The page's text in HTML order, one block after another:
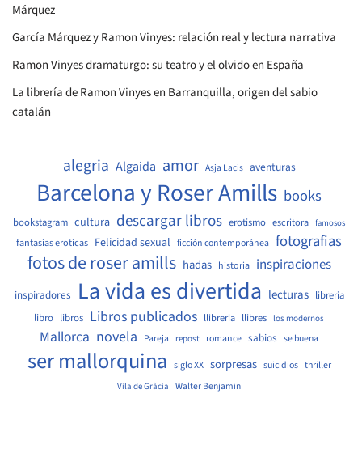
Márquez
García Márquez y Ramon Vinyes: relación real y lectura narrativa
Ramon Vinyes dramaturgo: su teatro y el olvido en España
La librería de Ramon Vinyes en Barranquilla, origen del sabio
catalán
alegria Algaida amor Asja Lacis aventuras
Barcelona y Roser Amills books
bookstagram cultura descargar libros erotismo escritora famosos
fantasias eroticas Felicidad sexual ficción contemporánea fotografias
fotos de roser amills hadas historia inspiraciones
inspiradores La vida es divertida lecturas libreria
libro libros Libros publicados llibreria llibres los modernos
Mallorca novela Pareja repost romance sabios se buena
ser mallorquina siglo XX sorpresas suicidios thriller
Vila de Gràcia Walter Benjamin